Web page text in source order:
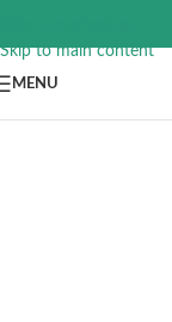
Skip to main content
MENU